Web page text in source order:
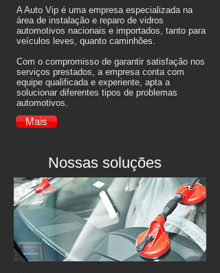
A Auto Vip é uma empresa especializada na
área de instalação e reparo de vidros
automotivos nacionais e importados, tanto para
veículos leves, quanto caminhões.
Com o compromisso de garantir satisfação nos
serviços prestados, a empresa conta com
equipe qualificada e experiente, apta a
solucionar diferentes tipos de problemas
automotivos.
Mais
Nossas soluções